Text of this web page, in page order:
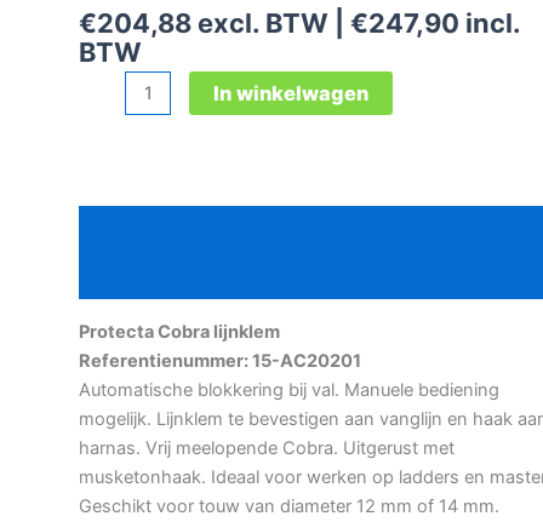
€204,88 excl. BTW | €247,90 incl.
BTW
Protecta
Cobra
In winkelwagen
Protecta Cobra lijnklem
Referentienummer: 15-AC20201
Automatische blokkering bij val. Manuele bediening
mogelijk. Lijnklem te bevestigen aan vanglijn en haak
harnas. Vrij meelopende Cobra. Uitgerust met
musketonhaak. Ideaal voor werken op ladders en
Geschikt voor touw van diameter 12 mm of 14 mm.